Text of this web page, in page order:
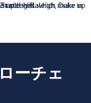
ーチェ